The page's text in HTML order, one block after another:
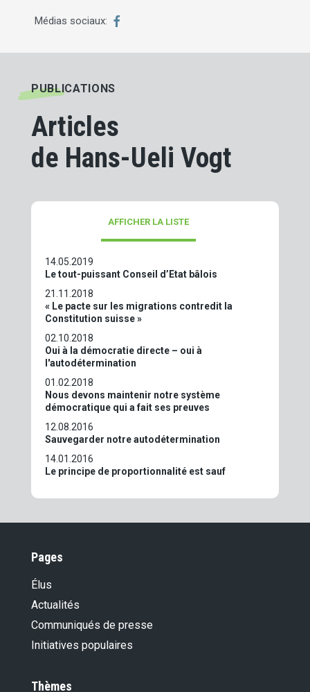
Médias sociaux:
PUBLICATIONS
Articles
de Hans-Ueli Vogt
AFFICHER LA LISTE
14.05.2019
Le tout-puissant Conseil d’Etat bâlois
21.11.2018
« Le pacte sur les migrations contredit la
Constitution suisse »
02.10.2018
Oui à la démocratie directe – oui à
l'autodétermination
01.02.2018
Nous devons maintenir notre système
démocratique qui a fait ses preuves
12.08.2016
Sauvegarder notre autodétermination
14.01.2016
Le principe de proportionnalité est sauf
Pages
Élus
Actualités
Communiqués de presse
Initiatives populaires
Thèmes